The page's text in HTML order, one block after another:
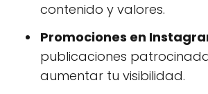
contenido y valores.
Promociones en
publicaciones
aumentar tu visibilidad.